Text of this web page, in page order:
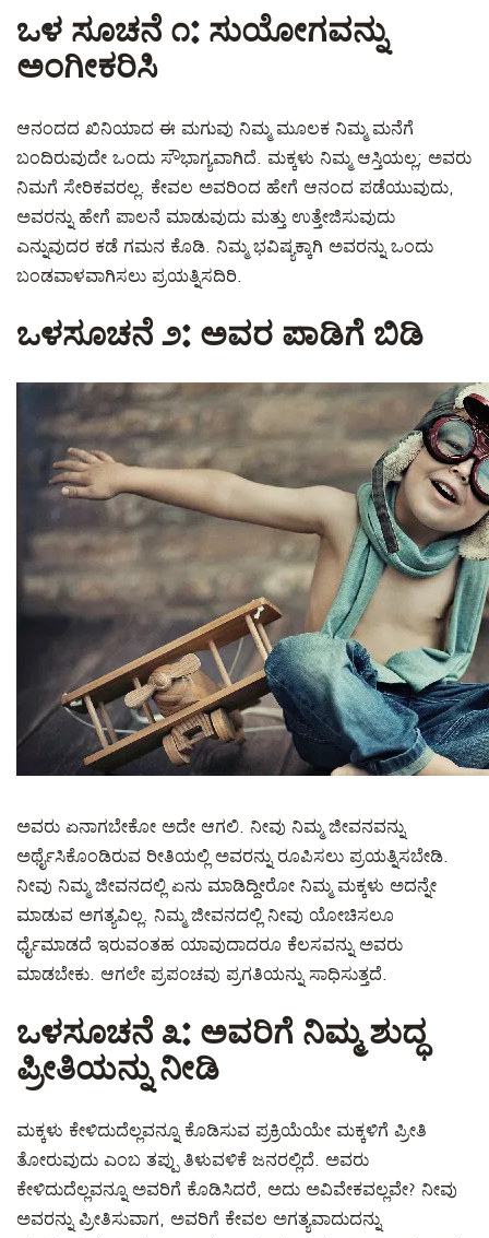
ಒಳ ಸೂಚನೆ ೧: ಸುಯೋಗವನ್ನು
ಅಂಗೀಕರಿಸಿ
ಆನಂದದ ಖಿನಿಯಾದ ಈ ಮಗುವು ನಿಮ್ಮ ಮೂಲಕ ನಿಮ್ಮ ಮನೆಗೆ
ಬಂದಿರುವುದೇ ಒಂದು ಸೌಭಾಗ್ಯವಾಗಿದೆ. ಮಕ್ಕಳು ನಿಮ್ಮ ಆಸ್ತಿಯಲ್ಲ; ಅವರು
ನಿಮಗೆ ಸೇರಿಕವರಲ್ಲ. ಕೇವಲ ಅವರಿಂದ ಹೇಗೆ ಆನಂದ ಪಡೆಯುವುದು,
ಅವರನ್ನು ಹೇಗೆ ಪಾಲನೆ ಮಾಡುವುದು ಮತ್ತು ಉತ್ತೇಜಿಸುವುದು
ಎನ್ನುವುದರ ಕಡೆ ಗಮನ ಕೊಡಿ. ನಿಮ್ಮ ಭವಿಷ್ಯಕ್ಕಾಗಿ ಅವರನ್ನು ಒಂದು
ಬಂಡವಾಳವಾಗಿಸಲು ಪ್ರಯತ್ನಿಸದಿರಿ.
ಒಳಸೂಚನೆ ೨: ಅವರ ಪಾಡಿಗೆ ಬಿಡಿ
ಅವರು ಏನಾಗಬೇಕೋ ಅದೇ ಆಗಲಿ. ನೀವು ನಿಮ್ಮ ಜೀವನವನ್ನು
ಅರ್ಥೈಸಿಕೊಂಡಿರುವ ರೀತಿಯಲ್ಲಿ ಅವರನ್ನು ರೂಪಿಸಲು ಪ್ರಯತ್ನಿಸಬೇಡಿ.
ನೀವು ನಿಮ್ಮ ಜೀವನದಲ್ಲಿ ಏನು ಮಾಡಿದ್ದೀರೋ ನಿಮ್ಮ ಮಕ್ಕಳು ಅದನ್ನೇ
ಮಾಡುವ ಅಗತ್ಯವಿಲ್ಲ. ನಿಮ್ಮ ಜೀವನದಲ್ಲಿ ನೀವು ಯೋಚಿಸಲೂ
ರ್ಧೈಮಾಡದೆ ಇರುವಂತಹ ಯಾವುದಾದರೂ ಕೆಲಸವನ್ನು ಅವರು
ಮಾಡಬೇಕು. ಆಗಲೇ ಪ್ರಪಂಚವು ಪ್ರಗತಿಯನ್ನು ಸಾಧಿಸುತ್ತದೆ.
ಒಳಸೂಚನೆ ೩: ಅವರಿಗೆ ನಿಮ್ಮ ಶುದ್ಧ
ಪ್ರೀತಿಯನ್ನು ನೀಡಿ
ಮಕ್ಕಳು ಕೇಳಿದುದೆಲ್ಲವನ್ನೂ ಕೊಡಿಸುವ ಪ್ರಕ್ರಿಯೆಯೇ ಮಕ್ಕಳಿಗೆ ಪ್ರೀತಿ
ತೋರುವುದು ಎಂಬ ತಪ್ಪು ತಿಳುವಳಿಕೆ ಜನರಲ್ಲಿದೆ. ಅವರು
ಕೇಳಿದುದೆಲ್ಲವನ್ನೂ ಅವರಿಗೆ ಕೊಡಿಸಿದರೆ, ಅದು ಅವಿವೇಕವಲ್ಲವೇ? ನೀವು
ಅವರನ್ನು ಪ್ರೀತಿಸುವಾಗ, ಅವರಿಗೆ ಕೇವಲ ಅಗತ್ಯವಾದುದನ್ನು